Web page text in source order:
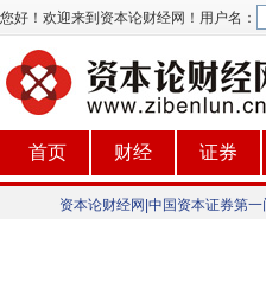
您好！欢迎来到资本论财经网！ 用户名：
首页 财经 证券
资本论财经网|中国资本证券第一